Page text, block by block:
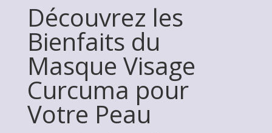
Découvrez les
Bienfaits du
Masque Visage
Curcuma pour
Votre Peau